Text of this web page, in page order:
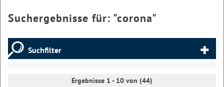
Suchergebnisse für: "corona"
Suchfilter
Ergebnisse 1 - 10 von (44)